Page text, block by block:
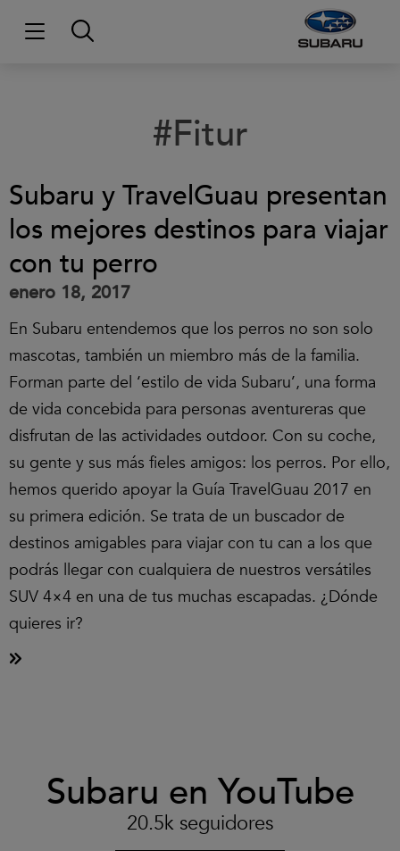
#Fitur
Subaru y TravelGuau presentan
los mejores destinos para viajar
con tu perro
enero 18, 2017
En Subaru entendemos que los perros no son solo
mascotas, también un miembro más de la familia.
Forman parte del ‘estilo de vida Subaru’, una forma
de vida concebida para personas aventureras que
disfrutan de las actividades outdoor. Con su coche,
su gente y sus más fieles amigos: los perros. Por ello,
hemos querido apoyar la Guía TravelGuau 2017 en
su primera edición. Se trata de un buscador de
destinos amigables para viajar con tu can a los que
podrás llegar con cualquiera de nuestros versátiles
SUV 4×4 en una de tus muchas escapadas. ¿Dónde
quieres ir?
Subaru en YouTube
20.5k seguidores
aceptar